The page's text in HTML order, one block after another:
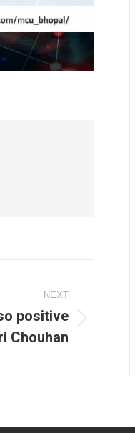
NEXT
positive
Chouhan